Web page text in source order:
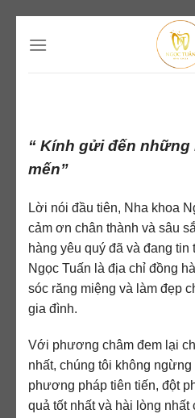
đến
“ Kính gửi đến những
mến”
Lời nói đầu tiên, Nha khoa
cảm ơn chân thành và sâu
hàng yêu quý đã và đang
Ngọc Tuấn là địa chỉ đồng
sóc răng miệng và làm đẹp
gia đình.
Với phương châm đem lại
nhất, chúng tôi không
phương pháp tiên tiến, đột
quả tốt nhất và hài lòng nhất